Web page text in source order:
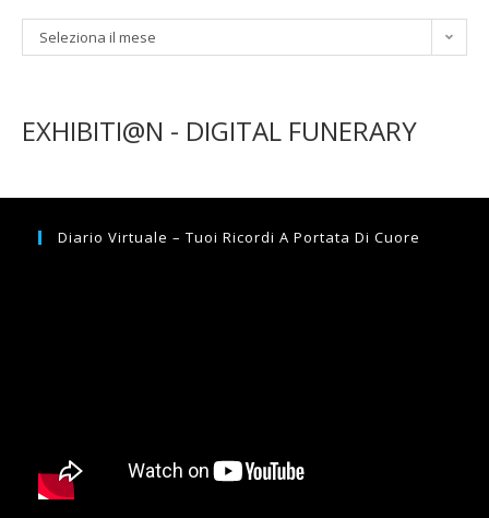
Archivi
Seleziona il mese
EXHIBITI@N - DIGITAL FUNERARY
Diario Virtuale – Tuoi Ricordi A Portata Di Cuore